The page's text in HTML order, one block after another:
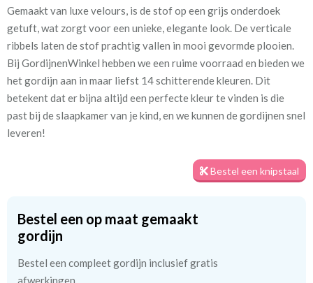
Stofbreedte: 140 cm
Mate van verduistering:
Geen (voering optioneel
tijdens bestelproces)
Meestal eerder, maar houd
rekening met
circa 2-3 weken
Voor extra isolatie en verduistering kun je tijdens het
bestelproces kiezen voor de optie “Voering.” Een voering zorgt
Gemaakt van luxe velours, is de stof op een grijs onderdoek
getuft, wat zorgt voor een unieke, elegante look. De verticale
ribbels laten de stof prachtig vallen in mooi gevormde plooien.
Bij GordijnenWinkel hebben we een ruime voorraad en bieden we
het gordijn aan in maar liefst 14 schitterende kleuren. Dit
betekent dat er bijna altijd een perfecte kleur te vinden is die
past bij de slaapkamer van je kind, en we kunnen de gordijnen snel
leveren!
Bestel een knipstaal
Bestel een op maat gemaakt
gordijn
Bestel een compleet gordijn inclusief gratis
afwerkingen.